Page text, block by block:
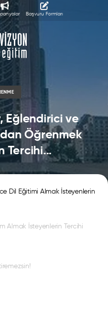
Başvuru Formları
Eğlendirici ve
Öğrenmek
Tercihi...
Dil Eğitimi Almak İsteyenlerin
Almak İsteyenlerin Tercihi